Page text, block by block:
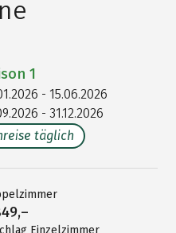
1
- 15.06.2026
- 31.12.2026
täglich